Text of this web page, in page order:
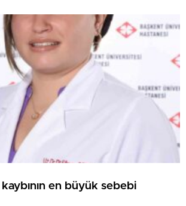
en büyük sebebi